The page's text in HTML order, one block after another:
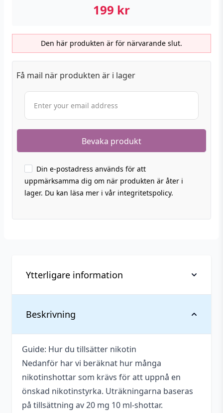
199 kr
Den här produkten är för närvarande slut.
Få mail när produkten är i lager
Din e-postadress används för att
uppmärksamma dig om när produkten är åter i
lager. Du kan läsa mer i vår integritetspolicy.
Beskrivning
Guide: Hur du tillsätter nikotin
Nedanför har vi beräknat hur många
nikotinshottar som krävs för att uppnå en
önskad nikotinstyrka. Uträkningarna baseras
på tillsättning av 20 mg 10 ml-shottar.
Ytterligare information
Vikt
Flaskstorlek
60 ml
Serie
Naked 100 – Candy
Innehåller
cooling
Nej
Blandning
70VG / 30PG